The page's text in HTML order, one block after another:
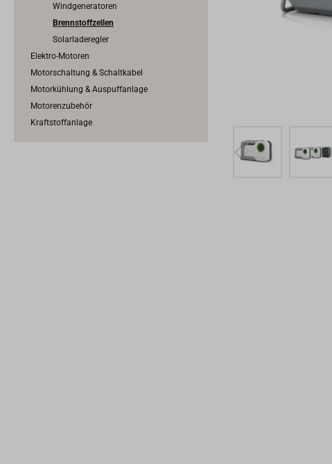
Windgeneratoren
Brennstoffzellen
Solarladeregler
Elektro-Motoren
Motorschaltung & Schaltkabel
Motorkühlung & Auspuffanlage
Motorenzubehör
Kraftstoffanlage